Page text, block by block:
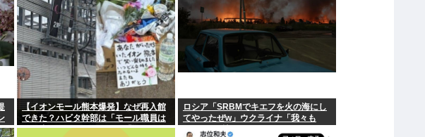
【イオンモール熊本爆発】なぜ再入館
できた？ハビタ幹部は「モール職員は
引き止めなかった」イオン「運用を徹
ロシア「SRBMでキエフを火の海にし
てやったぜw」ウクライナ「我々も
SRBMで反撃するぞ！」